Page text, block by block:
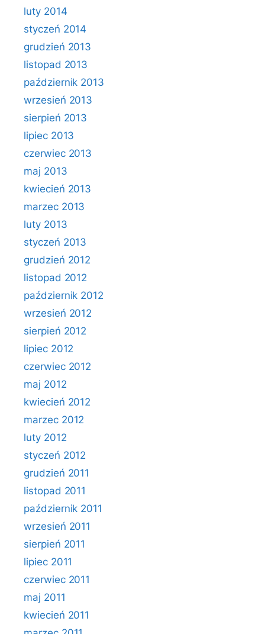
luty 2014
styczeń 2014
grudzień 2013
listopad 2013
październik 2013
wrzesień 2013
sierpień 2013
lipiec 2013
czerwiec 2013
maj 2013
kwiecień 2013
marzec 2013
luty 2013
styczeń 2013
grudzień 2012
listopad 2012
październik 2012
wrzesień 2012
sierpień 2012
lipiec 2012
czerwiec 2012
maj 2012
kwiecień 2012
marzec 2012
luty 2012
styczeń 2012
grudzień 2011
listopad 2011
październik 2011
wrzesień 2011
sierpień 2011
lipiec 2011
czerwiec 2011
maj 2011
kwiecień 2011